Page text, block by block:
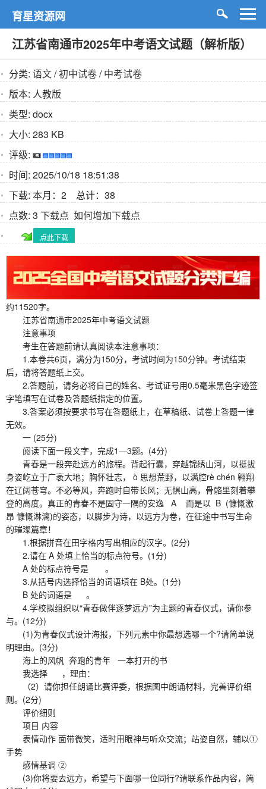
育星资源网
江苏省南通市2025年中考语文试题（解析版）
分类: 语文/初中试卷/中考试卷
版本: 人教版
类型: docx
大小: 283 KB
评级:
时间: 2025/10/18 18:51:38
下载: 本月：2 总计：38
点数: 3 下载点 如何增加下载点
点此下载
约11520字。
江苏省南通市2025年中考语文试题
注意事项
考生在答题前请认真阅读本注意事项：
1.本卷共6页，满分为150分，考试时间为150分钟。考试结束
后，请将答题纸上交。
2.答题前，请务必将自己的姓名、考试证号用0.5毫米黑色字迹签
字笔填写在试卷及答题纸指定的位置。
3.答案必须按要求书写在答题纸上，在草稿纸、试卷上答题一律
无效。
一 (25分)
阅读下面一段文字，完成1—3题。(4分)
青春是一段奔赴远方的旅程。背起行囊，穿越锦绣山河，以挺拔
身姿屹立于广袤大地；胸怀壮志， ò 思想荒野，以满腔rè chén 翱翔
在辽阔苍穹。不必等风，奔跑时自带长风；无惧山高，骨骼里刻着攀
登的高度。真正的青春不是固守一隅的安逸 A 而是以 B (慷慨激
昂 慷慨淋漓)的姿态，以脚步为诗，以远方为卷，在征途中书写生命
的璀璨篇章！
1.根据拼音在田字格内写出相应的汉字。(2分)
2.请在 A 处填上恰当的标点符号。(1分)
A 处的标点符号是 。
3.从括号内选择恰当的词语填在 B处。(1分)
B 处的词语是 。
4.学校拟组织以“青春做伴逐梦远方”为主题的青春仪式，请你参
与。(12分)
(1)为青春仪式设计海报，下列元素中你最想选哪一个?请简单说
明理由。(3分)
海上的风帆 奔跑的青年 一本打开的书
我选择 ，理由：
（2）请你担任朗诵比赛评委，根据图中朗诵材料，完善评价细
则。(2分)
评价细则
项目 内容
表情动作 面带微笑，适时用眼神与听众交流；站姿自然，辅以①
手势
感情基调 ②
(3)你将要去远方，希望与下面哪一位同行?请联系作品内容，简